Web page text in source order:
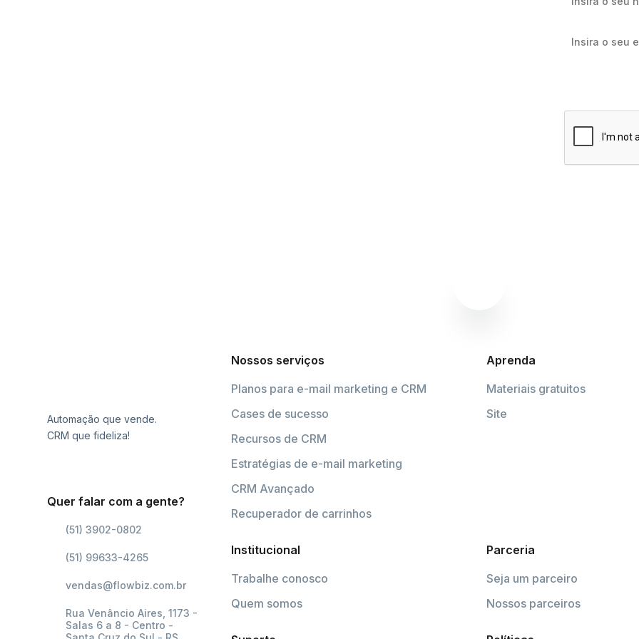
Automação que vende.
CRM que fideliza!
Quer falar com a gente?
(51) 3902-0802
(51) 99633-4265
vendas@flowbiz.com.br
Rua Venâncio Aires, 1173 -
Salas 6 a 8 - Centro -
Nossos serviços
Planos para e-mail marketing e CRM
Cases de sucesso
Recursos de CRM
Estratégias de e-mail marketing
CRM Avançado
Recuperador de carrinhos
Aprenda
Materiais gratuitos
Site
Institucional
Trabalhe conosco
Quem somos
Parceria
Seja um parceiro
Nossos parceiros